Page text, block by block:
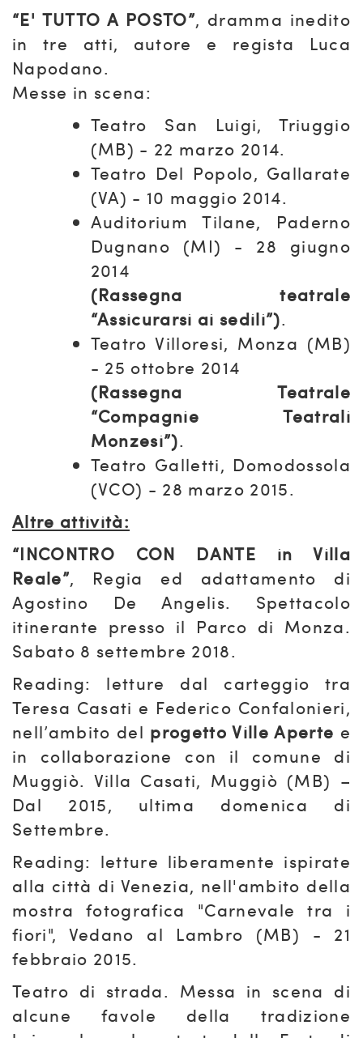
“E' TUTTO A POSTO”, dramma inedito
in tre atti, autore e regista Luca
Napodano.
Messe in scena:
Teatro San Luigi, Triuggio
(MB) - 22 marzo 2014.
Teatro Del Popolo, Gallarate
(VA) - 10 maggio 2014.
Auditorium Tilane, Paderno
Dugnano (MI) - 28 giugno
2014
(Rassegna teatrale
“Assicurarsi ai sedili”).
Teatro Villoresi, Monza (MB)
- 25 ottobre 2014
(Rassegna Teatrale
“Compagnie Teatrali
Monzesi”).
Teatro Galletti, Domodossola
(VCO) - 28 marzo 2015.
Altre attività:
“INCONTRO CON DANTE in Villa
Reale”, Regia ed adattamento di
Agostino De Angelis. Spettacolo
itinerante presso il Parco di Monza.
Sabato 8 settembre 2018.
Reading: letture dal carteggio tra
Teresa Casati e Federico Confalonieri,
nell’ambito del progetto Ville Aperte e
in collaborazione con il comune di
Muggiò. Villa Casati, Muggiò (MB) –
Dal 2015, ultima domenica di
Settembre.
Reading: letture liberamente ispirate
alla città di Venezia, nell'ambito della
mostra fotografica "Carnevale tra i
fiori", Vedano al Lambro (MB) - 21
febbraio 2015.
Teatro di strada. Messa in scena di
alcune favole della tradizione